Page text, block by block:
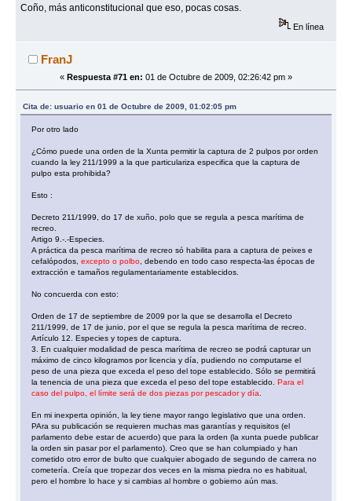
Coño, más anticonstitucional que eso, pocas cosas.
En línea
FranJ
« Respuesta #71 en: 01 de Octubre de 2009, 02:26:42 pm »
Cita de: usuario en 01 de Octubre de 2009, 01:02:05 pm
Por otro lado
¿Cómo puede una orden de la Xunta permitir la captura de 2 pulpos por orden
cuando la ley 211/1999 a la que particulariza especifica que la captura de
pulpo esta prohibida?
Esto :
Decreto 211/1999, do 17 de xuño, polo que se regula a pesca marítima de
recreo.
Artigo 9.-.-Especies.
A práctica da pesca marítima de recreo só habilita para a captura de peixes e
cefalópodos,excepto o polbo , debendo en todo caso respecta-las épocas de
extracción e tamaños regulamentariamente establecidos.
No concuerda con esto:
Orden de 17 de septiembre de 2009 por la que se desarrolla el Decreto
211/1999, de 17 de junio, por el que se regula la pesca marítima de recreo.
Artículo 12. Especies y topes de captura.
3. En cualquier modalidad de pesca marítima de recreo se podrá capturar un
máximo de cinco kilogramos por licencia y día, pudiendo no computarse el
peso de una pieza que exceda el peso del tope establecido. Sólo se permitirá
la tenencia de una pieza que exceda el peso del tope establecido.Para el
caso del pulpo, el límite será de dos piezas por pescador y día
En mi inexperta opinión, la ley tiene mayor rango legislativo que una orden.
PAra su publicación se requieren muchas mas garantías y requisitos (el
parlamento debe estar de acuerdo) que para la orden (la xunta puede publicar
la orden sin pasar por el parlamento). Creo que se han columpiado y han
cometido otro error de bulto que cualquier abogado de segundo de carrera no
cometería. Creía que tropezar dos veces en la misma piedra no es habitual,
pero el hombre lo hace y si cambias al hombre o gobierno aún mas.